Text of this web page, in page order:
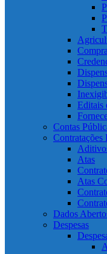
Editais
Contas
Contratações
Atas
Atas
Dados
Despesas